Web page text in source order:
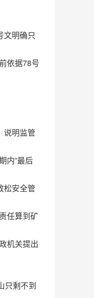
文明确只
依据78号
说明监管
内”最后
松安全管
任算到矿
机关提出
只剩不到